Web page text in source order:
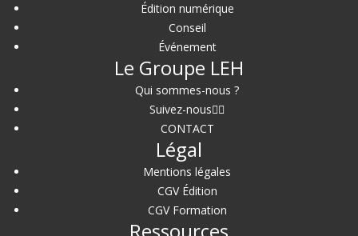
Édition numérique
Conseil
Événement
Le Groupe LEH
Qui sommes-nous ?
Suivez-nous
CONTACT
Légal
Mentions légales
CGV Édition
CGV Formation